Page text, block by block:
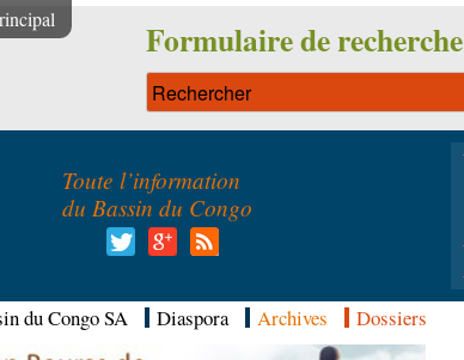
Formulaire de recherche
Toute l’information
du Bassin du Congo
du Congo SA Diaspora Archives Dossiers